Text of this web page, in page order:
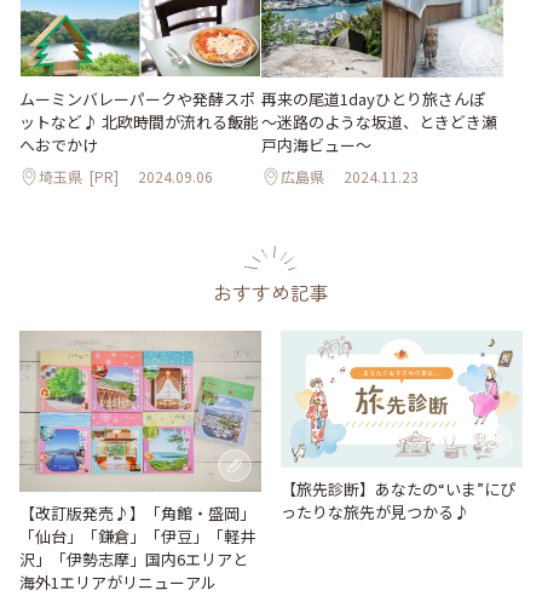
ムーミンバレーパークや発酵スポ
ットなど♪ 北欧時間が流れる飯能
へおでかけ
埼玉県 [PR] 2024.09.06
再来の尾道1dayひとり旅さんぽ
～迷路のような坂道、ときどき瀬
戸内海ビュー～
広島県 2024.11.23
おすすめ記事
【改訂版発売♪】「角館・盛岡」
「仙台」「鎌倉」「伊豆」「軽井
沢」「伊勢志摩」国内6エリアと
海外1エリアがリニューアル
【旅先診断】あなたの“いま”にぴ
ったりな旅先が見つかる♪